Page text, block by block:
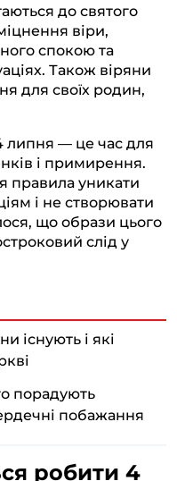
до святого
віри,
спокою та
Також віряни
для своїх родин,
липня — це час для
і примирення.
правила уникати
і не створювати
що образи цього
слід у
існують і які
порадують
побажання
робити 4